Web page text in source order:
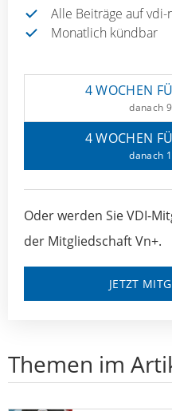
Alle Beiträge auf
Monatlich kündbar
4 WOCHEN
danach
4 WOCHEN
danach
Oder werden Sie VDI-
der Mitgliedschaft Vn+.
JETZT
Themen im